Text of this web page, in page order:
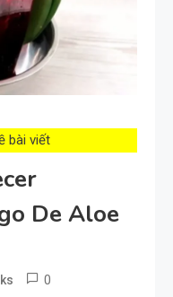
bài viết
De Aloe
0